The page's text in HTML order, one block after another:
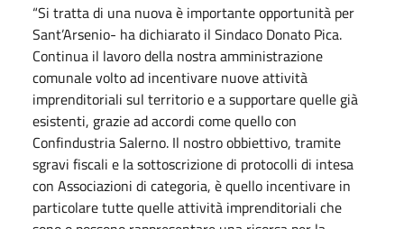
“Si tratta di una nuova è importante opportunità per
Sant’Arsenio- ha dichiarato il Sindaco Donato Pica.
Continua il lavoro della nostra amministrazione
comunale volto ad incentivare nuove attività
imprenditoriali sul territorio e a supportare quelle già
esistenti, grazie ad accordi come quello con
Confindustria Salerno. Il nostro obbiettivo, tramite
sgravi fiscali e la sottoscrizione di protocolli di intesa
con Associazioni di categoria, è quello incentivare in
particolare tutte quelle attività imprenditoriali che